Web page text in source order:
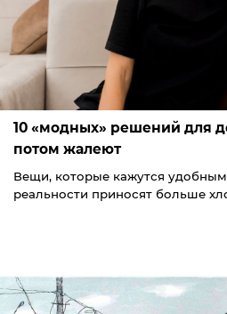
10 «модных» решений для
потом жалеют
Вещи, которые кажутся
реальности приносят больше